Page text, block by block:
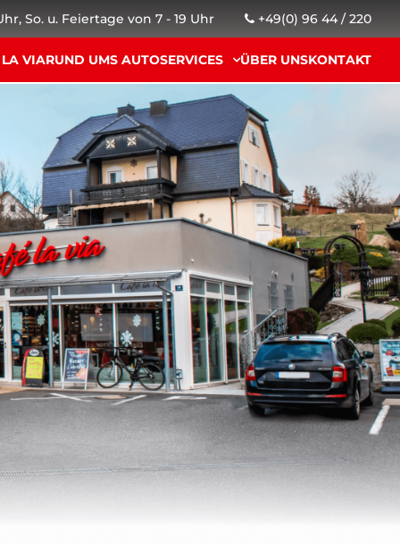
So. u. Feiertage von 7 - 19 Uhr +49(0) 96 44 / 220
LA VIARUND UMS AUTOSERVICES ÜBER UNSKONTAKT